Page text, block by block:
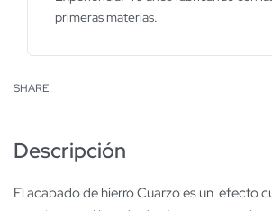
primeras materias.
SHARE
Descripción
El acabado de hierro Cuarzo es un efecto